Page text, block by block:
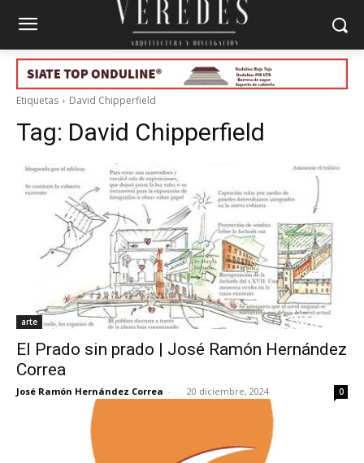
Etiquetas David Chipperfield
Tag: David Chipperfield
arte
El Prado sin prado | José Ramón Hernández
Correa
José Ramón Hernández Correa - 20 diciembre, 2024 0